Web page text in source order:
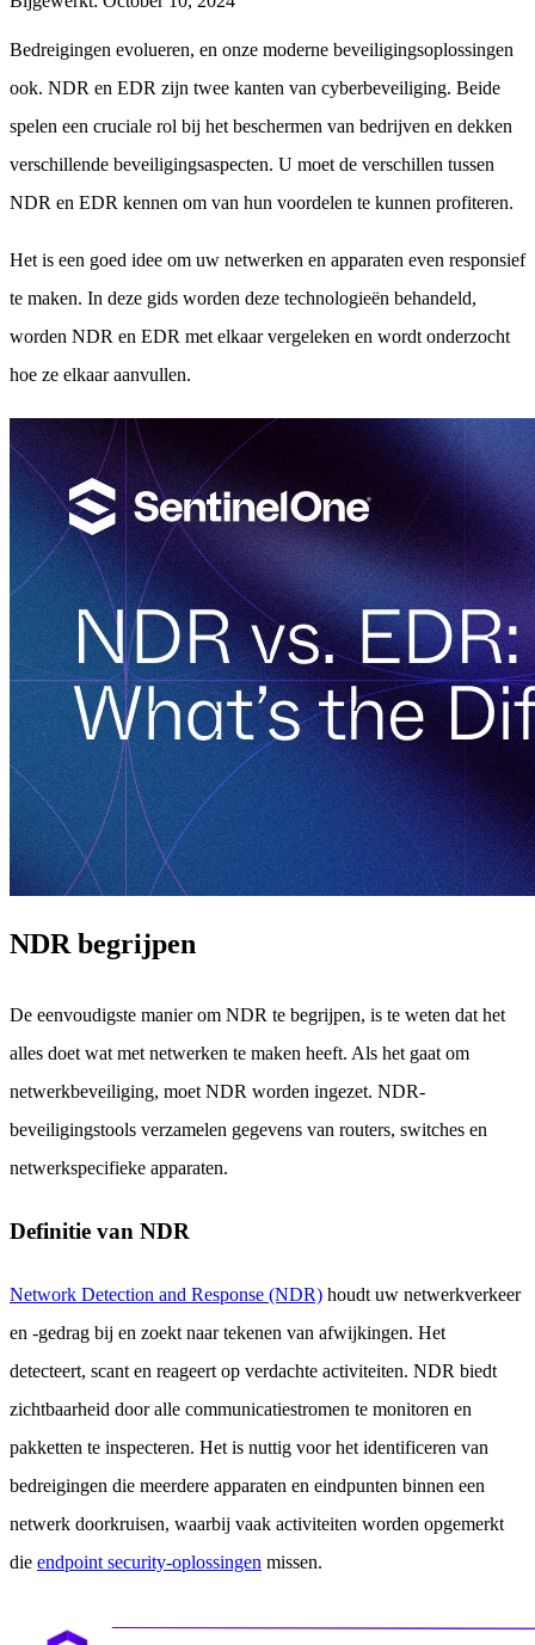
Bedreigingen evolueren, en onze moderne beveiligingsoplossingen
ook. NDR en EDR zijn twee kanten van cyberbeveiliging. Beide
spelen een cruciale rol bij het beschermen van bedrijven en dekken
verschillende beveiligingsaspecten. U moet de verschillen tussen
NDR en EDR kennen om van hun voordelen te kunnen profiteren.
Het is een goed idee om uw netwerken en apparaten even responsief
te maken. In deze gids worden deze technologieën behandeld,
worden NDR en EDR met elkaar vergeleken en wordt onderzocht
hoe ze elkaar aanvullen.
NDR begrijpen
De eenvoudigste manier om NDR te begrijpen, is te weten dat het
alles doet wat met netwerken te maken heeft. Als het gaat om
netwerkbeveiliging, moet NDR worden ingezet. NDR-
beveiligingstools verzamelen gegevens van routers, switches en
netwerkspecifieke apparaten.
Definitie van NDR
Network Detection and Response (NDR) houdt uw netwerkverkeer
en -gedrag bij en zoekt naar tekenen van afwijkingen. Het
detecteert, scant en reageert op verdachte activiteiten. NDR biedt
zichtbaarheid door alle communicatiestromen te monitoren en
pakketten te inspecteren. Het is nuttig voor het identificeren van
bedreigingen die meerdere apparaten en eindpunten binnen een
netwerk doorkruisen, waarbij vaak activiteiten worden opgemerkt
die endpoint security-oplossingen missen.